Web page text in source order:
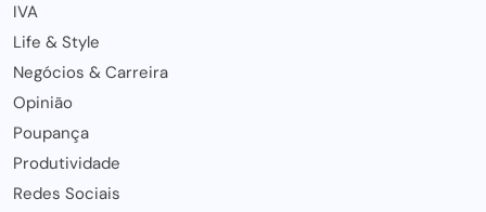
IVA
Life & Style
Negócios & Carreira
Opinião
Poupança
Produtividade
Redes Sociais